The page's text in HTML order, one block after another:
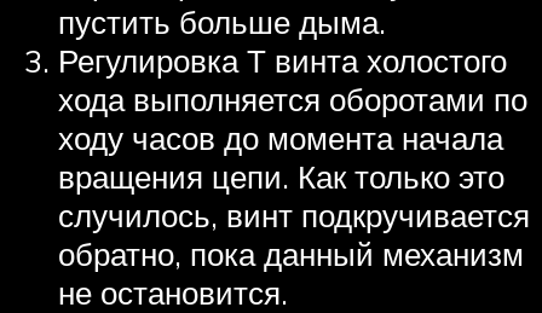
пустить больше дыма.
Регулировка Т винта холостого
хода выполняется оборотами по
ходу часов до момента начала
вращения цепи. Как только это
случилось, винт подкручивается
обратно, пока данный механизм
не остановится.